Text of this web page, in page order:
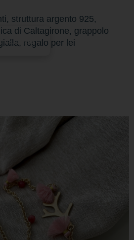
struttura argento 925,
di Caltagirone, grappolo
regalo per lei
carrello